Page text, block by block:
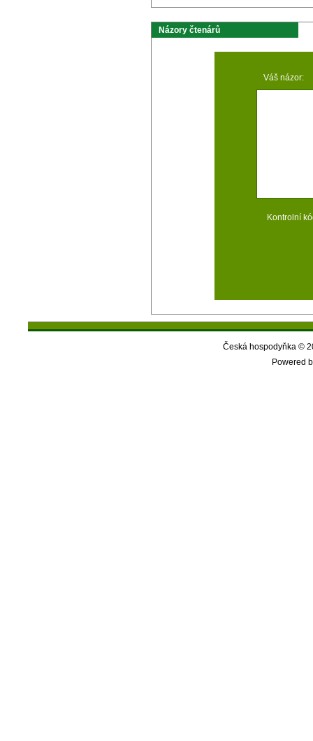
Názory čtenárů
Váš názor:
Kontrolní
Česká hospodyňka ©
Powered